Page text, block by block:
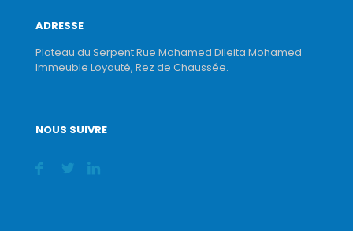
ADRESSE
Plateau du Serpent Rue Mohamed Dileita Mohamed
Immeuble Loyauté, Rez de Chaussée.
NOUS SUIVRE